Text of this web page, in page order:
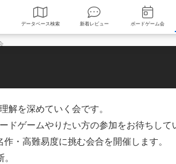
データベース 検索 新着レビュー ボ
解を深めていく会です。
ドゲームやりたい方の参加をお待ちして
・高難易度に挑む会合を開催します。